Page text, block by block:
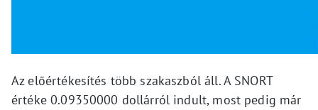
Az előértékesítés több szakaszból áll. A SNORT
értéke 0.09350000 dollárról indult, most pedig már